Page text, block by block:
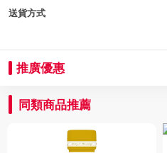
送貨方式
推廣優惠
同類商品推薦